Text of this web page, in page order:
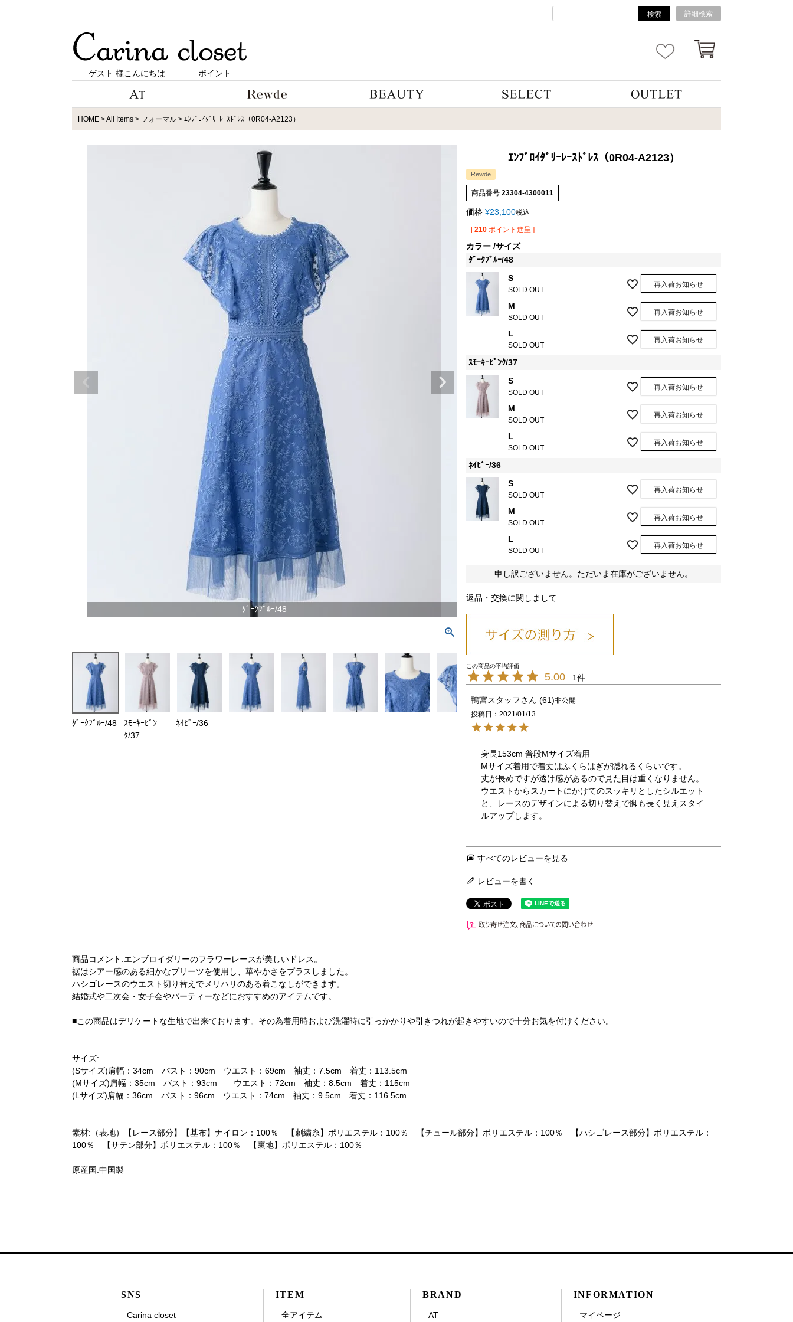
検索 詳細検索
ゲスト 様こんにちは ポイント
HOME All Items フォーマル ｴﾝﾌﾞﾛｲﾀﾞﾘｰﾚｰｽﾄﾞﾚｽ（0R04-A2123）
ﾀﾞｰｸﾌﾞﾙｰ/48
ﾀﾞｰｸﾌﾞﾙｰ/48
ｽﾓｰｷｰﾋﾟﾝ
ｸ/37
ﾈｲﾋﾞｰ/36
ｴﾝﾌﾞﾛｲﾀﾞﾘｰﾚｰｽﾄﾞﾚｽ（0R04-A2123）
Rewde
商品番号 23304-4300011
価格 ¥23,100税込
[ 210 ポイント進呈 ]
カラー サイズ
ﾀﾞｰｸﾌﾞﾙｰ/48
S
SOLD OUT
再入荷お知らせ
M
SOLD OUT
再入荷お知らせ
L
SOLD OUT
再入荷お知らせ
ｽﾓｰｷｰﾋﾟﾝｸ/37
S
SOLD OUT
再入荷お知らせ
M
SOLD OUT
再入荷お知らせ
L
SOLD OUT
再入荷お知らせ
ﾈｲﾋﾞｰ/36
S
SOLD OUT
再入荷お知らせ
M
SOLD OUT
再入荷お知らせ
L
SOLD OUT
再入荷お知らせ
申し訳ございません。ただいま在庫がございません。
返品・交換に関しまして
5.00 1
鴨宮スタッフ 61 非公開
投稿日
2021/01/13
身長153cm 普段Mサイズ着用
Mサイズ着用で着丈はふくらはぎが隠れるくらいです。
丈が長めですが透け感があるので見た目は重くなりません。
ウエストからスカートにかけてのスッキリとしたシルエット
と、レースのデザインによる切り替えで脚も長く見えスタイ
すべてのレビューを見る
レビューを書く
商品コメント:エンブロイダリーのフラワーレースが美しいドレス。
裾はシアー感のある細かなプリーツを使用し、華やかさをプラスしました。
ハシゴレースのウエスト切り替えでメリハリのある着こなしができます。
結婚式や二次会・女子会やパーティーなどにおすすめのアイテムです。
■この商品はデリケートな生地で出来ております。その為着用時および洗濯時に引っかかりや引きつれが起きやすいので十分お気を付けください。
サイズ:
(Sサイズ)肩幅：34cm バスト：90cm ウエスト：69cm 袖丈：7.5cm 着丈：113.5cm
(Mサイズ)肩幅：35cm バスト：93cm ウエスト：72cm 袖丈：8.5cm 着丈：115cm
(Lサイズ)肩幅：36cm バスト：96cm ウエスト：74cm 袖丈：9.5cm 着丈：116.5cm
素材:（表地）【レース部分】【基布】ナイロン：100％ 【刺繍糸】ポリエステル：100％ 【チュール部分】ポリエステル：100％ 【ハシゴレース部分】ポリエステル：
100％ 【サテン部分】ポリエステル：100％ 【裏地】ポリエステル：100％
原産国:中国製
SNS
Carina closet
ITEM
全アイテム
BRAND
AT
INFORMATION
マイページ